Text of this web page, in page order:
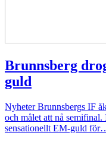
Brunnsberg
guld
Nyheter Brunnsbergs IF
och målet att nå semifinal.
sensationellt EM-guld